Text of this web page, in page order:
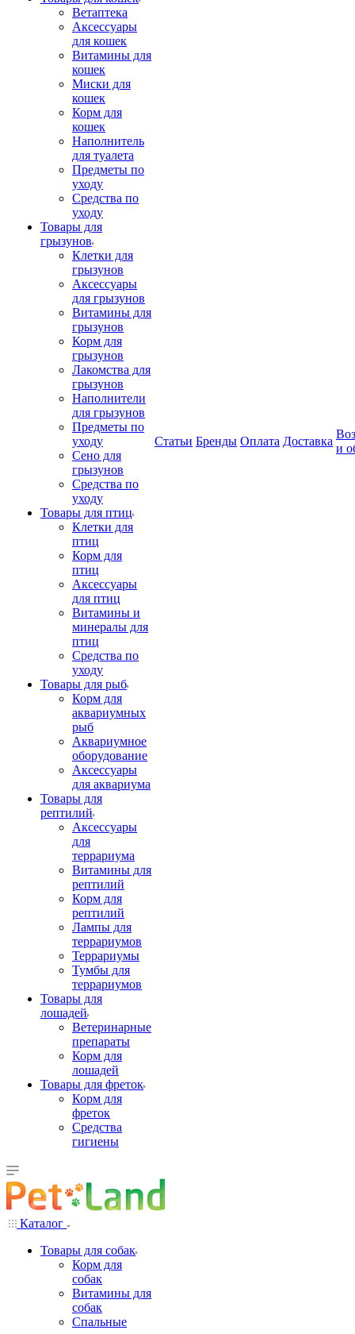
Ветаптека
Аксессуары
для кошек
Витамины для
кошек
Миски для
кошек
Корм для
кошек
Наполнитель
для туалета
Предметы по
уходу
Средства по
уходу
Товары для
грызунов
Клетки для
грызунов
Аксессуары
для грызунов
Витамины для
грызунов
Корм для
грызунов
Лакомства для
грызунов
Наполнители
для грызунов
Предметы по
уходу
Сено для
грызунов
Средства по
уходу
Товары для птиц
Клетки для
птиц
Корм для
птиц
Аксессуары
для птиц
Витамины и
минералы для
птиц
Средства по
уходу
Товары для рыб
Корм для
аквариумных
рыб
Аквариумное
оборудование
Аксессуары
для аквариума
Товары для
рептилий
Аксессуары
для
террариума
Витамины для
рептилий
Корм для
рептилий
Лампы для
террариумов
Террариумы
Тумбы для
террариумов
Товары для
лошадей
Ветеринарные
препараты
Корм для
лошадей
Товары для фреток
Корм для
фреток
Средства
гигиены
Статьи Бренды Оплата Доставка
и
Каталог
Товары для собак
Корм для
собак
Витамины для
собак
Спальные